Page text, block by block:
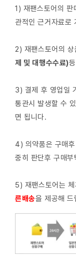
1) 재팬스토어의 판
관적인 근거자료로
2) 재팬스토어의 상
제 및 대행수수료)
3) 결제 후 영업일
통관시 발생할 수
면 됩니다.
4) 의약품은 구매
중히 판단후 구매부
5) 재팬스토어는
른배송을 제공해 드